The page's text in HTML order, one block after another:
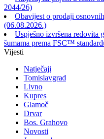
2044/26)
Obavijest o prodaji
(06.08.2026.)
Uspješno izvršena redovita
šumama prema FSC™
Vijesti
Natječaji
Tomislavgrad
Livno
Kupres
Glamoč
Drvar
Bos. Grahovo
Novosti